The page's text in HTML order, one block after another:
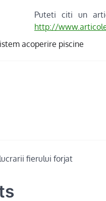
Puteti citi un
http://
acoperire piscine
fierului forjat